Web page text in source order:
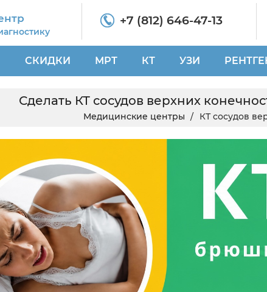
+7 (812) 646-47-13
СКИДКИ МРТ КТ УЗИ
Сделать КТ сосудов верхних
Медицинские центры КТ сосудов